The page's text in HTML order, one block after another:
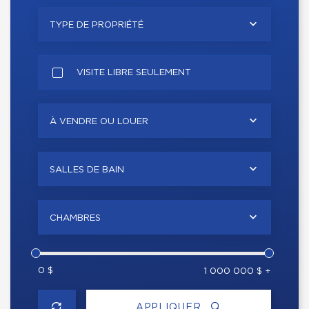
TYPE DE PROPRIÉTÉ
VISITE LIBRE SEULEMENT
À VENDRE OU LOUER
SALLES DE BAIN
CHAMBRES
0 $ 1 000 000 $ +